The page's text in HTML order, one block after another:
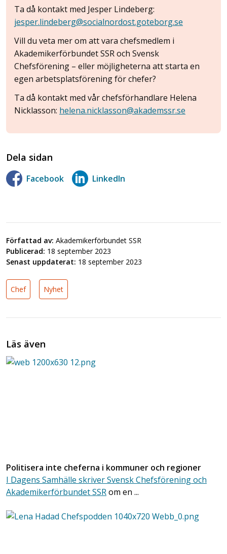
Ta då kontakt med Jesper Lindeberg:
jesper.lindeberg@socialnordost.goteborg.se
Vill du veta mer om att vara chefsmedlem i
Akademikerförbundet SSR och Svensk
Chefsförening – eller möjligheterna att starta en
egen arbetsplatsförening för chefer?
Ta då kontakt med vår chefsförhandlare Helena
Nicklasson: helena.nicklasson@akademssr.se
Dela sidan
Facebook LinkedIn
Författad av: Akademikerförbundet SSR
Publicerad: 18 september 2023
Senast uppdaterat: 18 september 2023
Chef Nyhet
Läs även
Politisera inte cheferna i kommuner och regioner
I Dagens Samhälle skriver Svensk Chefsförening och
Akademikerförbundet SSRom en ...